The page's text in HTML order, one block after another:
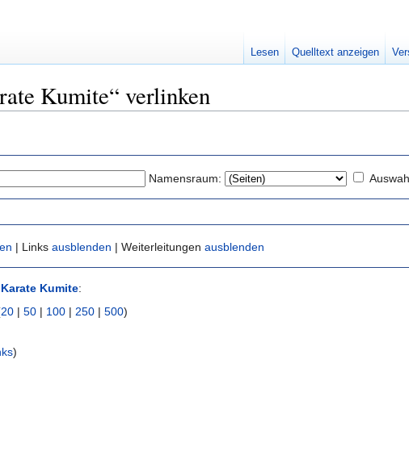
Kumite“ verlinken
Namensraum:
| Links ausblenden | Weiterleitungen ausblenden
Karate Kumite:
20 | 50 | 100 | 250 | 500)
)
Lesen Quelltext anzeigen